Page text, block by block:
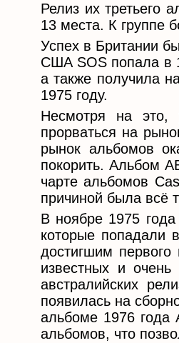
Релиз их третьего
13 места. К группе
Успех в Британии
США SOS попала в
а также получила
1975 году.
Несмотря на это,
прорваться на
рынок альбомов
покорить. Альбом
чарте альбомов
причиной была всё
В ноябре 1975
которые попадали
достигшим
известных и
австралийских
появилась на
альбоме 1976 года
альбомов, что